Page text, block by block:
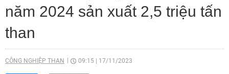
năm 2024 sản xuất 2,5 triệu tấn
than
CÔNG NGHIỆP THAN 09:15 17/11/2023